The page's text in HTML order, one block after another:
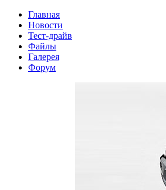
Главная
Новости
Тест-драйв
Файлы
Галерея
Форум